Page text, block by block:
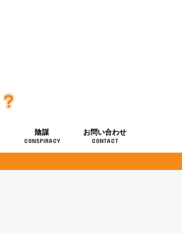
陰謀
CONSPIRACY
お問い合わせ
CONTACT